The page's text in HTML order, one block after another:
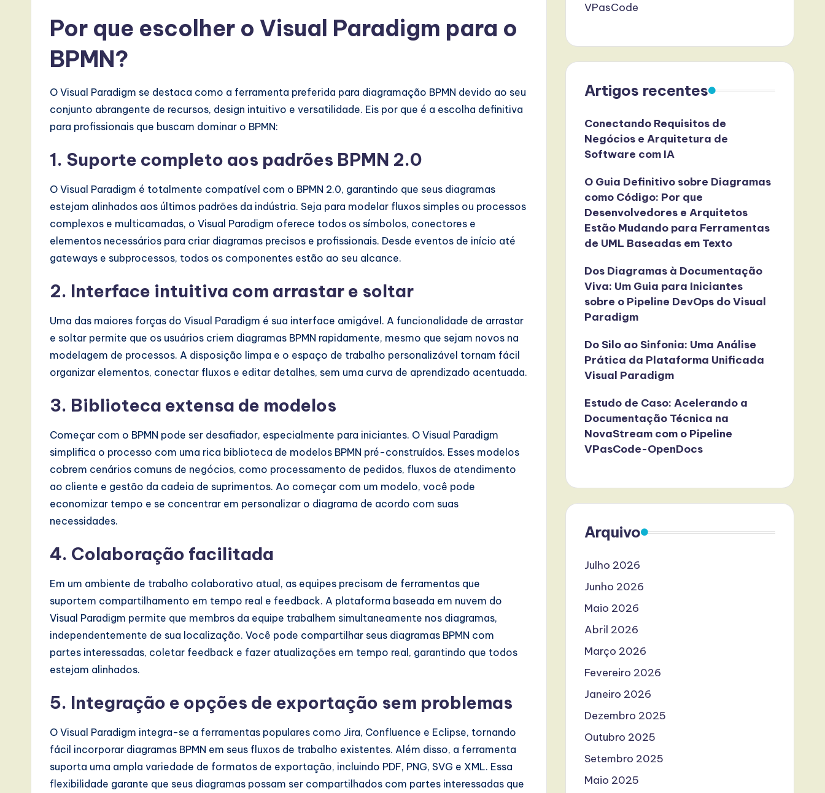
A
ft
w
Por que escolher o Visual Paradigm para o
BPMN?
O Visual Paradigm se destaca como a ferramenta preferida para diagramação BPMN devido ao seu
conjunto abrangente de recursos, design intuitivo e versatilidade. Eis por que é a escolha definitiva
para profissionais que buscam dominar o BPMN:
1. Suporte completo aos padrões BPMN 2.0
O Visual Paradigm é totalmente compatível com o BPMN 2.0, garantindo que seus diagramas
estejam alinhados aos últimos padrões da indústria. Seja para modelar fluxos simples ou processos
complexos e multicamadas, o Visual Paradigm oferece todos os símbolos, conectores e
elementos necessários para criar diagramas precisos e profissionais. Desde eventos de início até
gateways e subprocessos, todos os componentes estão ao seu alcance.
2. Interface intuitiva com arrastar e soltar
Uma das maiores forças do Visual Paradigm é sua interface amigável. A funcionalidade de arrastar
e soltar permite que os usuários criem diagramas BPMN rapidamente, mesmo que sejam novos na
modelagem de processos. A disposição limpa e o espaço de trabalho personalizável tornam fácil
organizar elementos, conectar fluxos e editar detalhes, sem uma curva de aprendizado acentuada.
3. Biblioteca extensa de modelos
Começar com o BPMN pode ser desafiador, especialmente para iniciantes. O Visual Paradigm
simplifica o processo com uma rica biblioteca de modelos BPMN pré-construídos. Esses modelos
cobrem cenários comuns de negócios, como processamento de pedidos, fluxos de atendimento
ao cliente e gestão da cadeia de suprimentos. Ao começar com um modelo, você pode
economizar tempo e se concentrar em personalizar o diagrama de acordo com suas
necessidades.
4. Colaboração facilitada
Em um ambiente de trabalho colaborativo atual, as equipes precisam de ferramentas que
suportem compartilhamento em tempo real e feedback. A plataforma baseada em nuvem do
Visual Paradigm permite que membros da equipe trabalhem simultaneamente nos diagramas,
independentemente de sua localização. Você pode compartilhar seus diagramas BPMN com
partes interessadas, coletar feedback e fazer atualizações em tempo real, garantindo que todos
estejam alinhados.
5. Integração e opções de exportação sem problemas
O Visual Paradigm integra-se a ferramentas populares como Jira, Confluence e Eclipse, tornando
fácil incorporar diagramas BPMN em seus fluxos de trabalho existentes. Além disso, a ferramenta
suporta uma ampla variedade de formatos de exportação, incluindo PDF, PNG, SVG e XML. Essa
flexibilidade garante que seus diagramas possam ser compartilhados com partes interessadas que
VPasCode
Artigos recentes
Conectando Requisitos de
Negócios e Arquitetura de
Software com IA
O Guia Definitivo sobre Diagramas
como Código: Por que
Desenvolvedores e Arquitetos
Estão Mudando para Ferramentas
de UML Baseadas em Texto
Dos Diagramas à Documentação
Viva: Um Guia para Iniciantes
sobre o Pipeline DevOps do Visual
Paradigm
Do Silo ao Sinfonia: Uma Análise
Prática da Plataforma Unificada
Visual Paradigm
Estudo de Caso: Acelerando a
Documentação Técnica na
NovaStream com o Pipeline
VPasCode-OpenDocs
Arquivo
Julho 2026
Junho 2026
Maio 2026
Abril 2026
Março 2026
Fevereiro 2026
Janeiro 2026
Dezembro 2025
Outubro 2025
Setembro 2025
Maio 2025